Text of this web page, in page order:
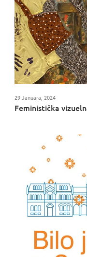
Feministička
29 Januara, 2024